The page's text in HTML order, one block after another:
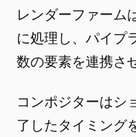
レンダーファーム
に処理し、パイプ
数の要素を連携さ
コンポジターはシ
了したタイミング